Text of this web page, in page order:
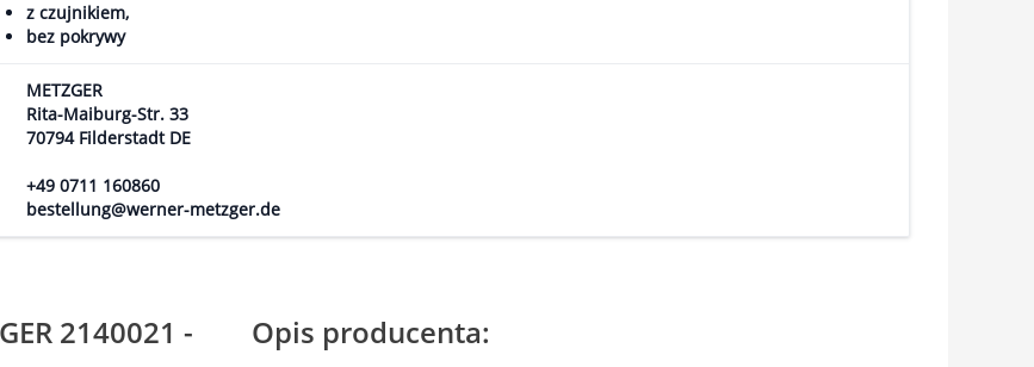
z czujnikiem,
bez pokrywy
METZGER
Rita-Maiburg-Str. 33
70794 Filderstadt DE
+49 0711 160860
bestellung@werner-metzger.de
2140021 -
Opis producenta: